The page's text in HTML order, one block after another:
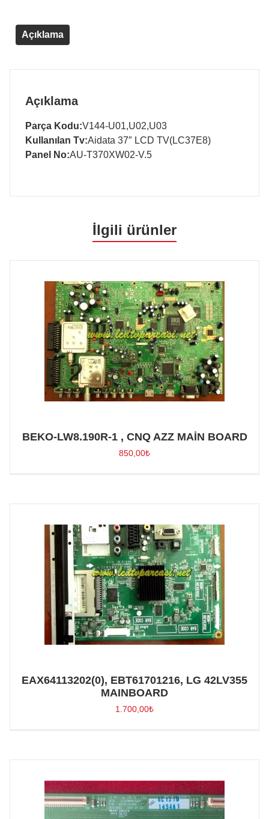
Açıklama
Açıklama
Parça Kodu:V144-U01,U02,U03
Kullanılan Tv:Aidata 37″ LCD TV(LC37E8)
Panel No:AU-T370XW02-V.5
İlgili ürünler
BEKO-LW8.190R-1 , CNQ AZZ MAİN BOARD
850,00₺
EAX64113202(0), EBT61701216, LG 42LV355
MAINBOARD
1.700,00₺